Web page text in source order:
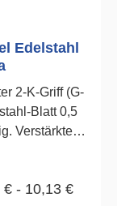
Edelstahl
2-K-Griff (G-
Blatt 0,5
Verstärkte
- 10,13 €